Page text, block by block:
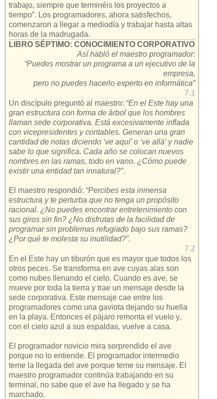
trabajo, siempre que terminéis los proyectos a
tiempo”. Los programadores, ahora satisfechos,
comenzaron a llegar a mediodía y trabajar hasta altas
horas de la madrugada.
LIBRO SÉPTIMO: CONOCIMIENTO CORPORATIVO
Así habló el maestro programador:
“Puedes mostrar un programa a un ejecutivo de la
empresa,
pero no puedes hacerlo experto en informática”
7.1
Un discípulo preguntó al maestro: “En el Este hay una
gran estructura con forma de árbol que los hombres
llaman sede corporativa. Está excesivamente inflada
con vicepresidentes y contables. Generan una gran
cantidad de notas diciendo ‘ve aquí’ o ‘ve allá’ y nadie
sabe lo que significa. Cada año se colocan nuevos
nombres en las ramas, todo en vano. ¿Cómo puede
existir una entidad tan innatural?”.
El maestro respondió: “Percibes esta inmensa
estructura y te perturba que no tenga un propósito
racional. ¿No puedes encontrar entretenimiento con
sus giros sin fin? ¿No disfrutas de la facilidad de
programar sin problemas refugiado bajo sus ramas?
¿Por qué te molesta su inutilidad?”.
7.2
En el Este hay un tiburón que es mayor que todos los
otros peces. Se transforma en ave cuyas alas son
como nubes llenando el cielo. Cuando es ave, se
mueve por toda la tierra y trae un mensaje desde la
sede corporativa. Este mensaje cae entre los
programadores como una gaviota dejando su huella
en la playa. Entonces el pájaro remonta el vuelo y,
con el cielo azul a sus espaldas, vuelve a casa.
El programador novicio mira sorprendido el ave
porque no lo entiende. El programador intermedio
teme la llegada del ave porque teme su mensaje. El
maestro programador continúa trabajando en su
terminal, no sabe que el ave ha llegado y se ha
marchado.